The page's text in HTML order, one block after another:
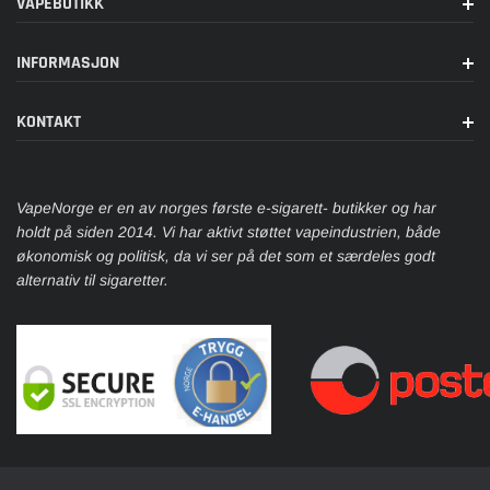
INFORMASJON
KONTAKT
VapeNorge er en av norges første e-sigarett- butikker og har
holdt på siden 2014. Vi har aktivt støttet vapeindustrien, både
økonomisk og politisk, da vi ser på det som et særdeles godt
alternativ til sigaretter.